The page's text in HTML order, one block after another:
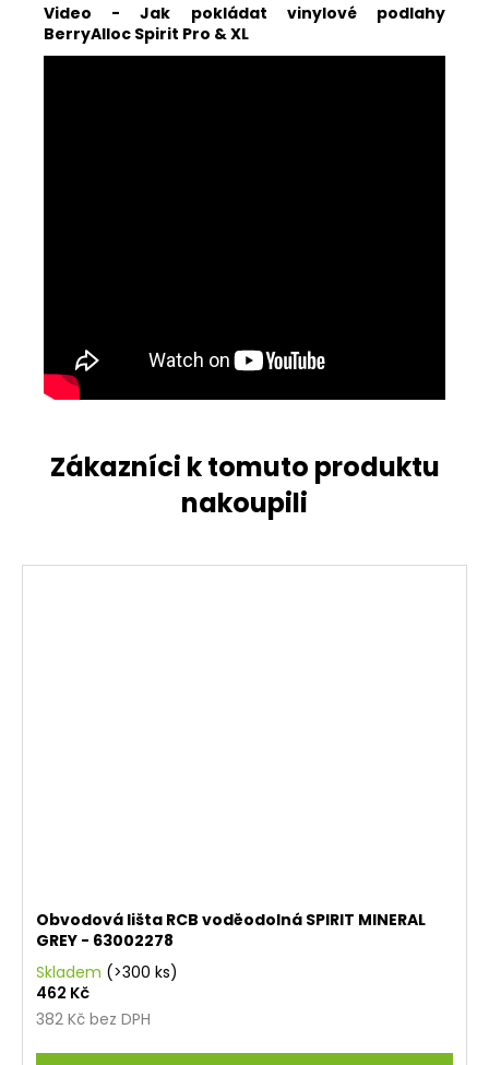
Video - Jak pokládat vinylové podlahy
BerryAlloc Spirit Pro & XL
Obvodová lišta RCB voděodolná SPIRIT MINERAL
GREY - 63002278
Skladem (>300 ks)
382 Kč bez DPH
462 Kč